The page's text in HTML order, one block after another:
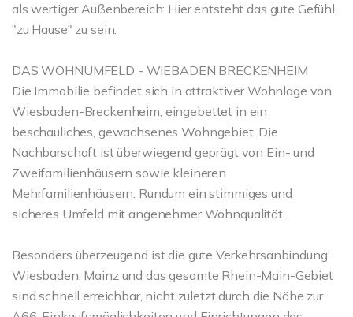
als wertiger Außenbereich: Hier entsteht das gute Gefühl,
"zu Hause" zu sein.
DAS WOHNUMFELD - WIEBADEN BRECKENHEIM
Die Immobilie befindet sich in attraktiver Wohnlage von
Wiesbaden-Breckenheim, eingebettet in ein
beschauliches, gewachsenes Wohngebiet. Die
Nachbarschaft ist überwiegend geprägt von Ein- und
Zweifamilienhäusern sowie kleineren
Mehrfamilienhäusern. Rundum ein stimmiges und
sicheres Umfeld mit angenehmer Wohnqualität.
Besonders überzeugend ist die gute Verkehrsanbindung:
Wiesbaden, Mainz und das gesamte Rhein-Main-Gebiet
sind schnell erreichbar, nicht zuletzt durch die Nähe zur